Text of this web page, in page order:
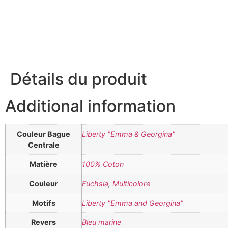
Détails du produit
Additional information
Couleur Bague
Centrale
Liberty "Emma & Georgina"
Matière 100% Coton
Couleur Fuchsia, Multicolore
Motifs Liberty "Emma and Georgina"
Revers Bleu marine